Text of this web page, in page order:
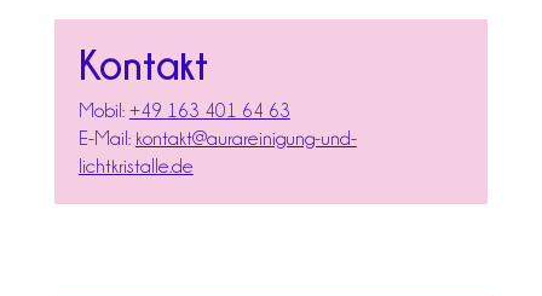
Kontakt
Mobil: +49 163 401 64 63
E-Mail: kontakt@aurareinigung-und-
lichtkristalle.de